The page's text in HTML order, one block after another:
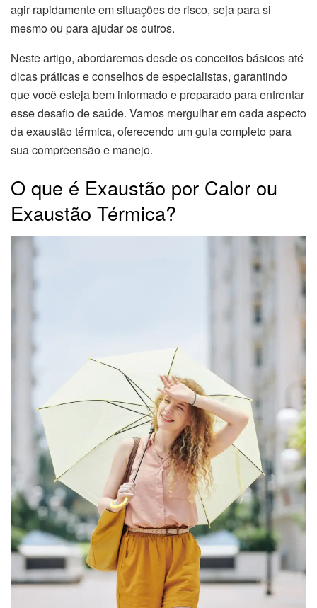
agir rapidamente em situações de risco, seja para si
mesmo ou para ajudar os outros.
Neste artigo, abordaremos desde os conceitos básicos até
dicas práticas e conselhos de especialistas, garantindo
que você esteja bem informado e preparado para enfrentar
esse desafio de saúde. Vamos mergulhar em cada aspecto
da exaustão térmica, oferecendo um guia completo para
sua compreensão e manejo.
O que é Exaustão por Calor ou
Exaustão Térmica?